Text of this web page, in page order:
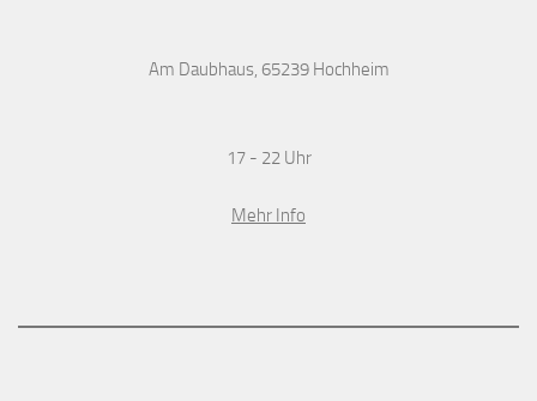
Am Daubhaus, 65239 Hochheim
17 - 22 Uhr
Mehr Info